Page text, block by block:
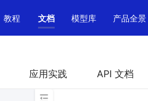
教程 文档 模型库 产品全景
应用实践 API 文档